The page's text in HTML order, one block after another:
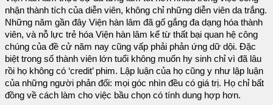
nhận thành tích của diễn viên, không chỉ những diễn viên da trắng.
Những năm gần đây Viện hàn lâm đã gố gắng đa dạng hóa thành
viên, và nỗ lực trẻ hóa Viện hàn lâm kể từ thất bại quan hệ công
chúng của đề cử năm nay cũng vấp phải phản ứng dữ dội. Đặc
biệt trong số thành viên lớn tuổi không muốn hy sinh chỉ vì đã lâu
rồi họ không có ‘credit’ phim. Lập luận của họ cũng y như lập luận
của những người phản đối: mọi góc nhìn đều có giá trị. Họ chỉ bất
đồng về cách làm cho việc bầu chọn có tính dung hợp hơn.